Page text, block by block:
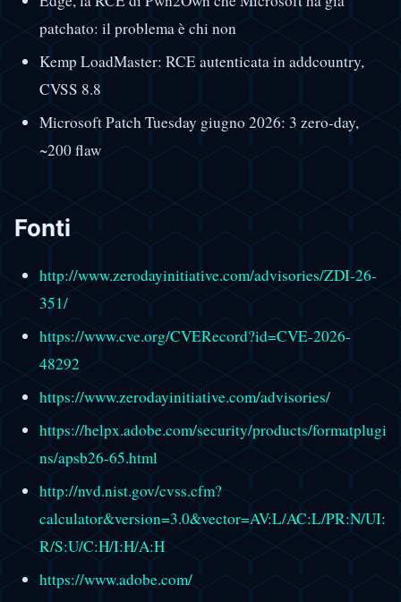
patchato: il problema è chi non
Kemp LoadMaster: RCE autenticata in addcountry,
CVSS 8.8
Microsoft Patch Tuesday giugno 2026: 3 zero-day,
~200 flaw
Fonti
http://www.zerodayinitiative.com/advisories/ZDI-26-
351/
https://www.cve.org/CVERecord?id=CVE-2026-
48292
https://www.zerodayinitiative.com/advisories/
https://helpx.adobe.com/security/products/formatplugi
ns/apsb26-65.html
http://nvd.nist.gov/cvss.cfm?
calculator&version=3.0&vector=AV:L/AC:L/PR:N/UI:
R/S:U/C:H/I:H/A:H
https://www.adobe.com/